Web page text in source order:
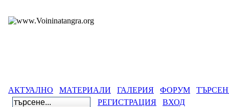
АКТУАЛНО МАТЕРИАЛИ ГАЛЕРИЯ ФОРУМ
РЕГИСТРАЦИЯ
ВХОД